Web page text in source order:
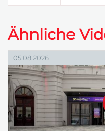
Ähnliche
05.08.2026